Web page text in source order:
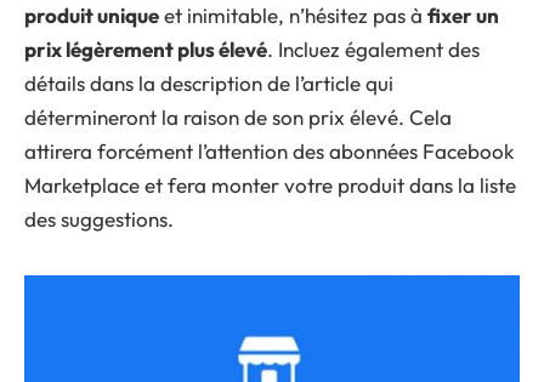
produit uniqueet inimitable, n’hésitez pas à fixer un
prix légèrement plus élevé. Incluez également des
détails dans la description de l’article qui
détermineront la raison de son prix élevé. Cela
attirera forcément l’attention des abonnées Facebook
Marketplace et fera monter votre produit dans la liste
des suggestions.